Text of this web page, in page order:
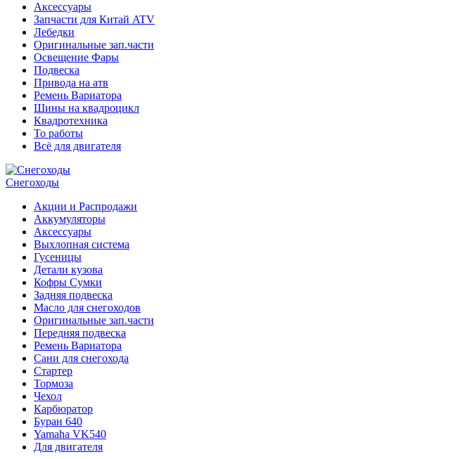
Аксессуары
Запчасти для Китай ATV
Лебедки
Оригинальные зап.части
Освещение Фары
Подвеска
Привода на атв
Ремень Вариатора
Шины на квадроцикл
Квадротехника
То работы
Всё для двигателя
Снегоходы
Акции и Распродажи
Аккумуляторы
Аксессуары
Выхлопная система
Гусеницы
Детали кузова
Кофры Сумки
Задняя подвеска
Масло для снегоходов
Оригинальные зап.части
Передняя подвеска
Ремень Вариатора
Сани для снегохода
Стартер
Тормоза
Чехол
Карбюратор
Буран 640
Yamaha VK540
Для двигателя